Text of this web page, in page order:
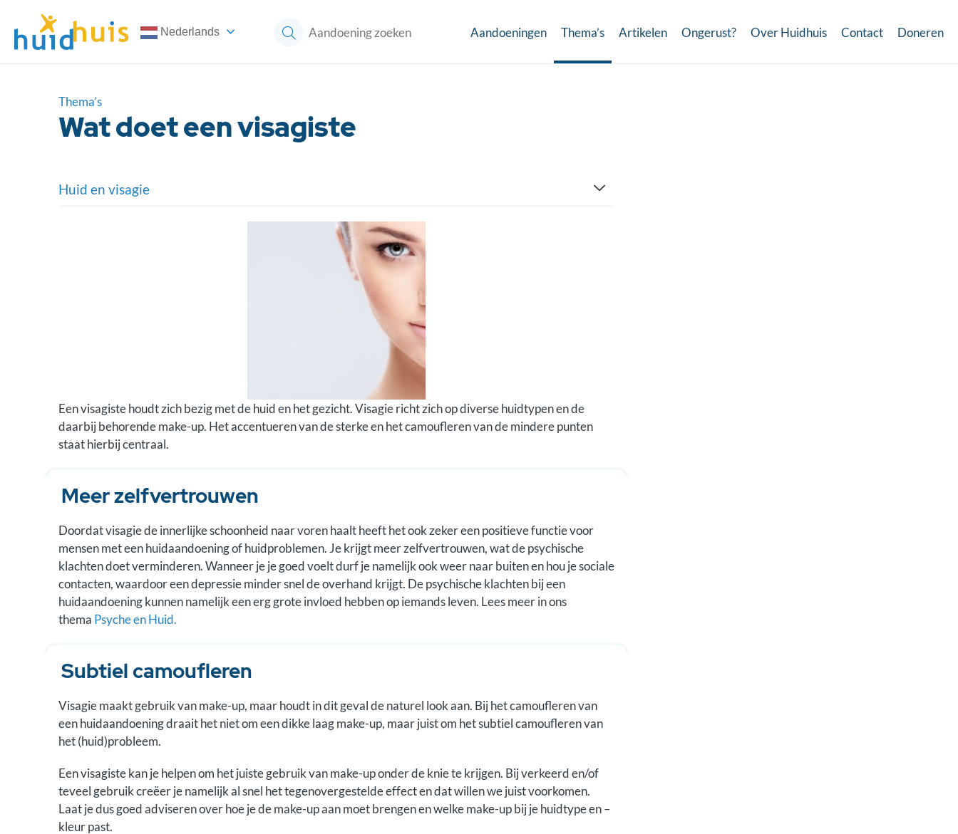
Nederlands Aandoeningen Thema’s Artikelen Ongerust? Over Huidhuis Contact Doneren
Huid en visagie
Thema’s
Wat doet een visagiste
Een visagiste houdt zich bezig met de huid en het gezicht. Visagie richt zich op diverse huidtypen en de
daarbij behorende make-up. Het accentueren van de sterke en het camoufleren van de mindere punten
staat hierbij centraal.
Meer zelfvertrouwen
Doordat visagie de innerlijke schoonheid naar voren haalt heeft het ook zeker een positieve functie voor
mensen met een huidaandoening of huidproblemen. Je krijgt meer zelfvertrouwen, wat de psychische
klachten doet verminderen. Wanneer je je goed voelt durf je namelijk ook weer naar buiten en hou je sociale
contacten, waardoor een depressie minder snel de overhand krijgt. De psychische klachten bij een
huidaandoening kunnen namelijk een erg grote invloed hebben op iemands leven. Lees meer in ons
thema Psyche en Huid.
Subtiel camoufleren
Visagie maakt gebruik van make-up, maar houdt in dit geval de naturel look aan. Bij het camoufleren van
een huidaandoening draait het niet om een dikke laag make-up, maar juist om het subtiel camoufleren van
het (huid)probleem.
Een visagiste kan je helpen om het juiste gebruik van make-up onder de knie te krijgen. Bij verkeerd en/of
teveel gebruik creëer je namelijk al snel het tegenovergestelde effect en dat willen we juist voorkomen.
Laat je dus goed adviseren over hoe je de make-up aan moet brengen en welke make-up bij je huidtype en –
kleur past.